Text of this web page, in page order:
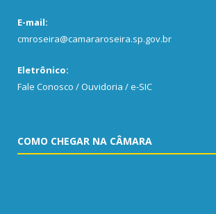
E-mail:
cmroseira@camararoseira.sp.gov.br
Eletrônico:
Fale Conosco / Ouvidoria / e-SIC
COMO CHEGAR NA CÂMARA